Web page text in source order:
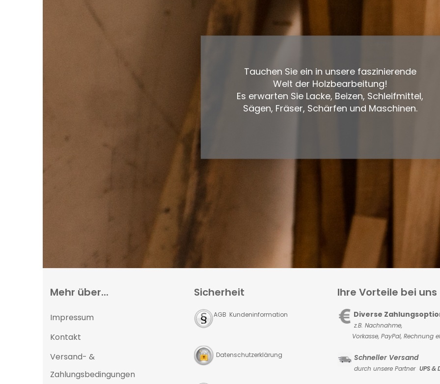
Tauchen Sie ein in unsere faszinierende
Welt der Holzbearbeitung!
Es erwarten Sie Lacke, Beizen, Schleifmittel,
Sägen, Fräser, Schärfen und Maschinen.
Mehr über...
Impressum
Kontakt
Versand- &
Zahlungsbedingungen
Sicherheit
AGB Kundeninformation
Datenschutzerklärung
Ihre Vorteile bei uns
Diverse
z.B. Nachnahme,
Vorkasse, PayPal, Rechnung
Schneller Versand
durch unsere Partner UPS &